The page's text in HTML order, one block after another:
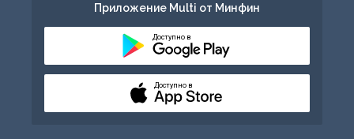
Приложение Multi от Минфин
Доступно в
Доступно в